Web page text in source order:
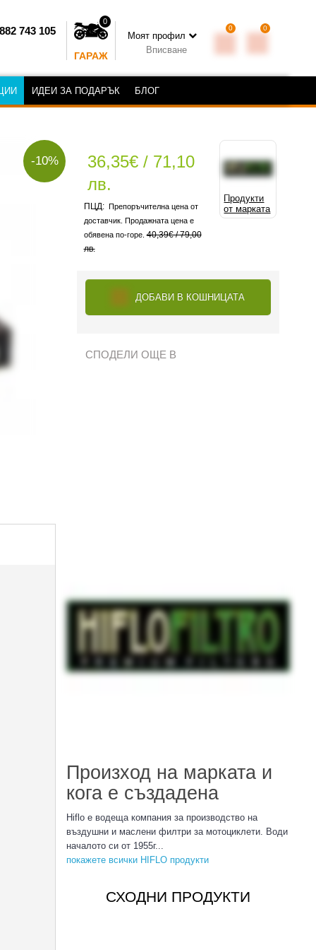
743 105
0
ГАРАЖ
Моят профил
Вписване
0 0
ИДЕИ ЗА ПОДАРЪК БЛОГ
-10%
Продукти
от марката
36,35€ / 71,10
лв.
Препоръчителна цена от
доставчик. Продажната цена е
обявена по-горе. 40,39€ / 79,00
лв.
ДОБАВИ В КОШНИЦАТА
СПОДЕЛИ ОЩЕ В
Произход на марката и
кога е създадена
Hiflo e водеща компания за производство на
въздушни и маслени филтри за мотоциклети. Води
началото си от 1955г...
покажете всички HIFLO продукти
СХОДНИ ПРОДУКТИ